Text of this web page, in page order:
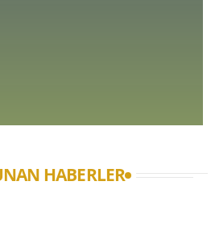
HABERLER